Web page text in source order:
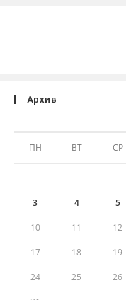
Архив
ПН ВТ СР
3 4 5
10 11 12
17 18 19
24 25 26